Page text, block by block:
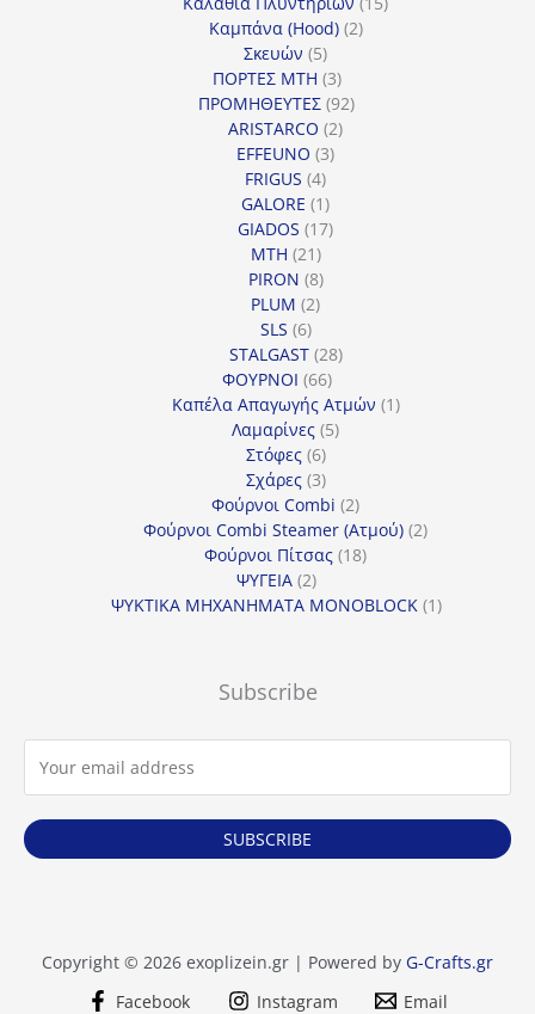
Καμπάνα (Hood) 22
Σκευών 55
προϊόντα
ΠΟΡΤΕΣ MTH 33
προϊόντα
ΠΡΟΜΗΘΕΥΤΕΣ 9292
ARISTARCO 22
EFFEUNO 33
FRIGUS 44
προϊόντα
GALORE 11
προϊόν
GIADOS 1717
MTH 2121
προϊόντα
PIRON 88
προϊόντα
PLUM 22
SLS 66
προϊόντα
STALGAST 2828
ΦΟΥΡΝΟΙ 6666
προϊόντα
Καπέλα Απαγωγής Ατμών 11
Λαμαρίνες 55
Στόφες 66
προϊόντα
Σχάρες 33
προϊόντα
Φούρνοι Combi 22
προϊόντα
Φούρνοι Combi Steamer (Ατμού) 22
Φούρνοι Πίτσας 1818
ΨΥΓΕΙΑ 22
προϊόντα
ΨΥΚΤΙΚΑ ΜΗΧΑΝΗΜΑΤΑ MONOBLOCK 11
Subscribe
SUBSCRIBE
Copyright © 2026 exoplizein.gr | Powered by G-Crafts.gr
Facebook
Instagram Email